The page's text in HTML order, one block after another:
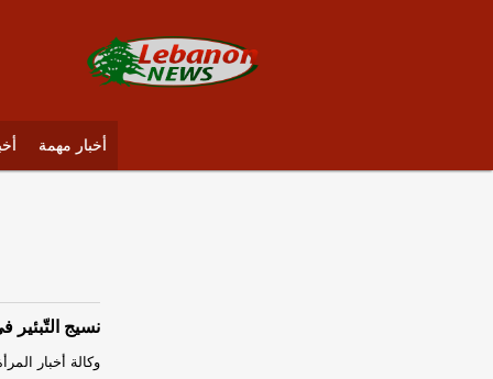
أخبار مهمة
نسيج
وكالة أخبار